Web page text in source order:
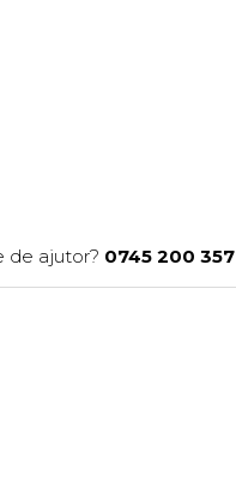
de ajutor? 0745 200 357